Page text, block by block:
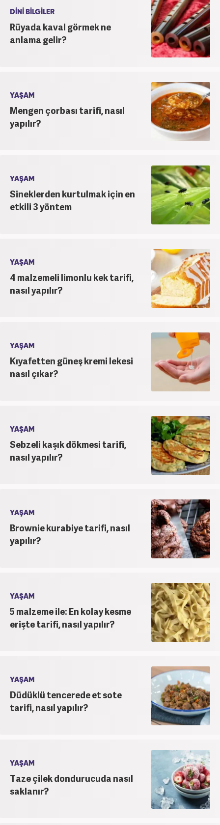
DİNİ BİLGİLER
Rüyada kaval görmek ne
anlama gelir?
YAŞAM
Mengen çorbası tarifi, nasıl
yapılır?
YAŞAM
Sineklerden kurtulmak için en
etkili 3 yöntem
YAŞAM
4 malzemeli limonlu kek tarifi,
nasıl yapılır?
YAŞAM
Kıyafetten güneş kremi lekesi
nasıl çıkar?
YAŞAM
Sebzeli kaşık dökmesi tarifi,
nasıl yapılır?
YAŞAM
Brownie kurabiye tarifi, nasıl
yapılır?
YAŞAM
5 malzeme ile: En kolay kesme
erişte tarifi, nasıl yapılır?
YAŞAM
Düdüklü tencerede et sote
tarifi, nasıl yapılır?
YAŞAM
Taze çilek dondurucuda nasıl
saklanır?